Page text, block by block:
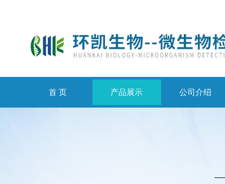
首 页 产品展示 公司介绍